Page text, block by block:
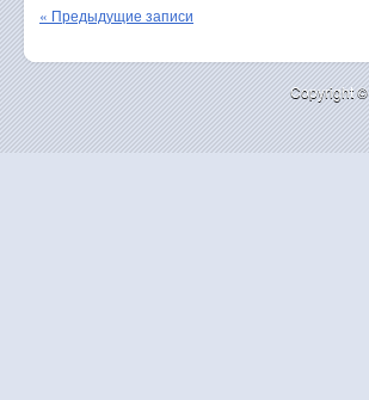
« Предыдущие записи
Copyright ©